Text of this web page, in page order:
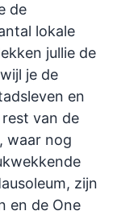
de
lokale
jullie de
je de
en
van de
waar nog
zijn
en de One